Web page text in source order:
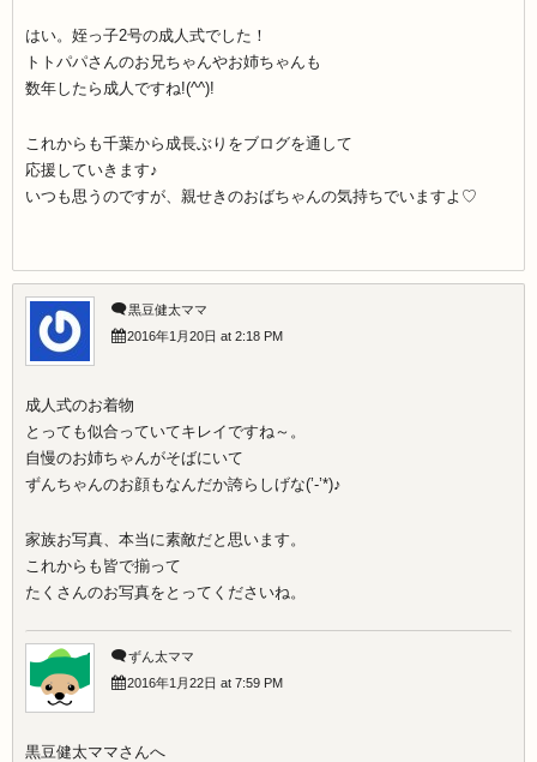
はい。姪っ子2号の成人式でした！
トトパパさんのお兄ちゃんやお姉ちゃんも
数年したら成人ですね!(^^)!
これからも千葉から成長ぶりをブログを通して
応援していきます♪
いつも思うのですが、親せきのおばちゃんの気持ちでいますよ♡
黒豆健太ママ
2016年1月20日 at 2:18 PM
成人式のお着物
とっても似合っていてキレイですね～。
自慢のお姉ちゃんがそばにいて
ずんちゃんのお顔もなんだか誇らしげな(’-’*)♪
家族お写真、本当に素敵だと思います。
これからも皆で揃って
たくさんのお写真をとってくださいね。
ずん太ママ
2016年1月22日 at 7:59 PM
黒豆健太ママさんへ